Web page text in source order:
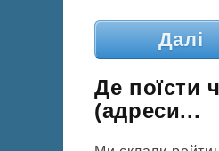
Далі
Де поїсти
(адреси...